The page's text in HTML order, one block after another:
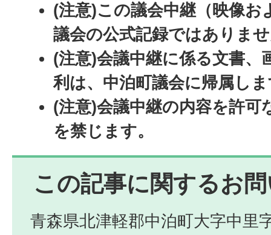
(注意)この議会中継（映像お
議会の公式記録ではありま
(注意)会議中継に係る文書、
利は、中泊町議会に帰属し
(注意)会議中継の内容を許可
を禁じます。
この記事に関するお
青森県北津軽郡中泊町大字中里